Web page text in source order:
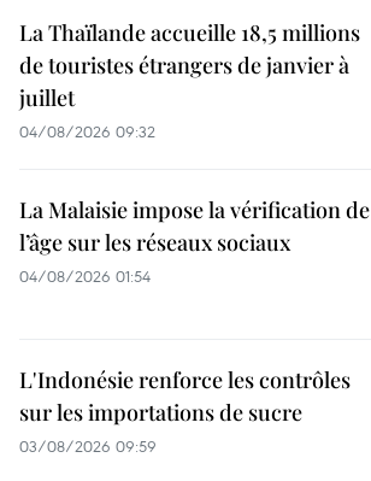
La Thaïlande accueille 18,5 millions
de touristes étrangers de janvier à
juillet
04/08/2026 09:32
La Malaisie impose la vérification de
l’âge sur les réseaux sociaux
04/08/2026 01:54
L'Indonésie renforce les contrôles
sur les importations de sucre
03/08/2026 09:59